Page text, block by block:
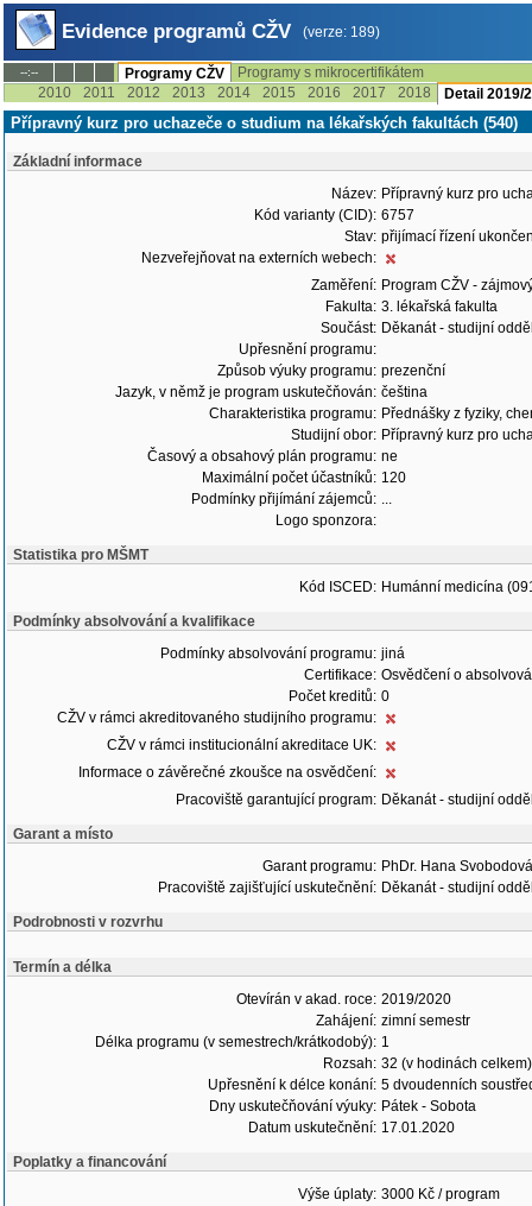
Evidence programů CŽV (verze: 189)
--:-- Programy CŽV
Programy s mikrocertifikátem
2010
2011 2012 2013 2014 2015 2016 2017 2018 Detail 2019/
Přípravný kurz pro uchazeče o studium na lékařských fakultách (540)
Základní informace
Název: Přípravný kurz pro
Kód varianty (CID): 6757
Stav: přijímací řízení
Nezveřejňovat na externích webech:
Zaměření: Program CŽV -
Fakulta: 3. lékařská fakulta
Součást: Děkanát - studijní
Upřesnění programu:
Způsob výuky programu: prezenční
Jazyk, v němž je program uskutečňován: čeština
Charakteristika programu: Přednášky z fyziky,
Studijní obor: Přípravný kurz pro
Časový a obsahový plán programu: ne
Maximální počet účastníků: 120
Podmínky přijímání zájemců: ...
Logo sponzora:
Statistika pro MŠMT
Kód ISCED: Humánní medicína
Podmínky absolvování a kvalifikace
Podmínky absolvování programu: jiná
Certifikace: Osvědčení o
Počet kreditů: 0
CŽV v rámci akreditovaného studijního programu:
CŽV v rámci institucionální akreditace UK:
Informace o závěrečné zkoušce na osvědčení:
Pracoviště garantující program: Děkanát - studijní
Garant a místo
Garant programu: PhDr. Hana
Pracoviště zajišťující uskutečnění: Děkanát - studijní
Podrobnosti v rozvrhu
Termín a délka
Otevírán v akad. roce: 2019/2020
Zahájení: zimní semestr
Délka programu (v semestrech/krátkodobý): 1
Rozsah: 32 (v hodinách celkem)
Upřesnění k délce konání: 5 dvoudenních
Dny uskutečňování výuky: Pátek - Sobota
Datum uskutečnění: 17.01.2020
Poplatky a financování
Výše úplaty: 3000 Kč / program